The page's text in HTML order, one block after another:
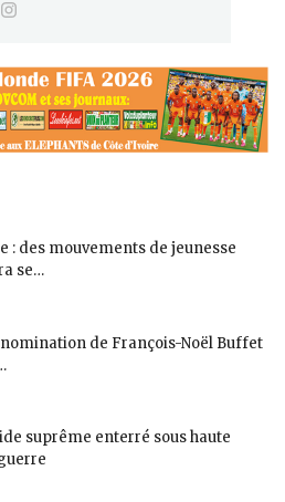
: des mouvements de jeunesse
se…
nomination de François-Noël Buffet
suprême enterré sous haute